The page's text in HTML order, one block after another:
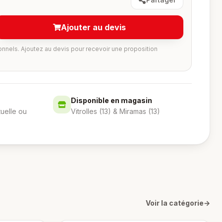
Ajouter au devis
Ajoutez au devis pour recevoir une proposition
ou
Disponible en magasin
Vitrolles (13) & Miramas (13)
Voir la catégorie→